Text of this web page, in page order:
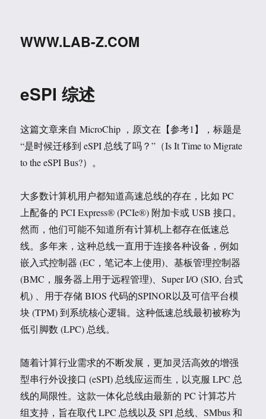
WWW.LAB-Z.COM
eSPI 综述
这篇文章来自 MicroChip ，原文在【参考1】，标题是
“是时候迁移到 eSPI 总线了吗？”（Is It Time to Migrate
to the eSPI Bus?）。
大多数计算机用户都知道高速总线的存在，比如 PC
上配备的 PCI Express® (PCIe®) 附加卡或 USB 接口。
然而，他们可能不知道所有计算机上都存在低速总
线。多年来，这种总线一直用于连接各种设备，例如
嵌入式控制器 (EC，笔记本上使用)、基板管理控制器
(BMC，服务器上用于远程管理)、Super I/O (SIO, 台式
机) 、用于存储 BIOS 代码的SPINOR以及可信平台模
块 (TPM) 到系统核心逻辑。这种低速总线最初被称为
低引脚数 (LPC) 总线。
随着计算行业需求的不断发展，更加灵活高效的增强
型串行外设接口 (eSPI) 总线应运而生，以克服 LPC 总
线的局限性。这款一体化总线由最新的 PC 计算芯片
组支持，旨在取代 LPC 总线以及 SPI 总线、SMbus 和